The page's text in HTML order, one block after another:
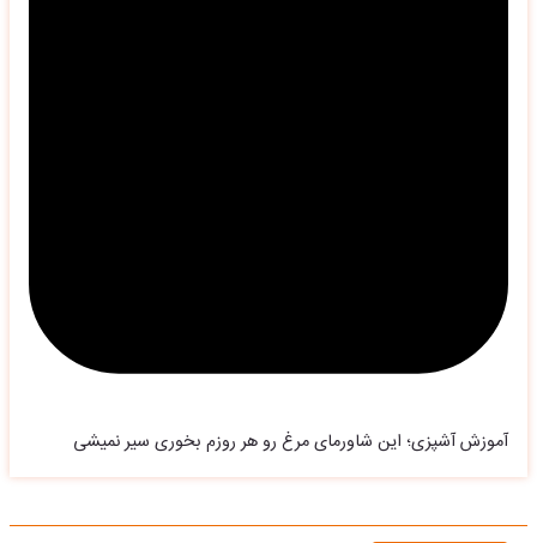
آموزش آشپزی؛ این شاورمای مرغ رو هر روزم بخوری سیر نمیشی